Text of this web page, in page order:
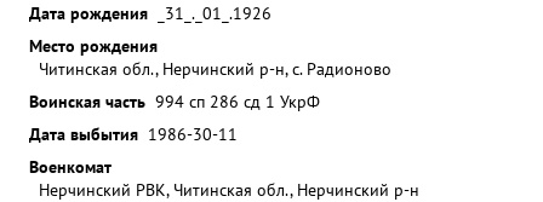
Дата рождения
_31_._01_.1926
Место рождения
Читинская обл., Нерчинский р-н, с. Радионово
Воинская часть 994 сп 286 сд 1 УкрФ
Дата выбытия 1986-30-11
Военкомат
Нерчинский РВК, Читинская обл., Нерчинский р-н